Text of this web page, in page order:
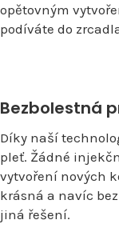
opětovným
podíváte do
Bezbolestná
Díky naší
pleť. Žádné
vytvoření nových
krásná a navíc
jiná řešení.